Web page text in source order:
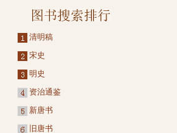
清明稿
宋史
明史
资治通鉴
新唐书
旧唐书